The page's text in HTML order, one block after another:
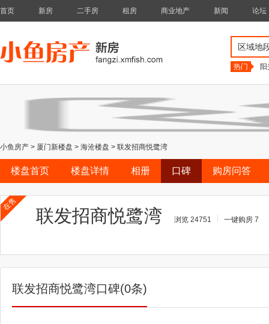
首页 新房 二手房 租房 商业地产 新闻 论坛
区域地
热门
小鱼房产 > 厦门新楼盘 > 海沧楼盘 > 联发招商悦鹭湾
楼盘首页 楼盘详情 相册 口碑 购房问答
在售
联发招商悦鹭湾 浏览 24751 一键购房 7
联发招商悦鹭湾口碑(0条)